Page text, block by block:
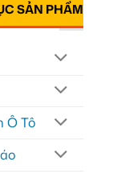
SẢN PHẨM
Ô Tô